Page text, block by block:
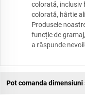
colorată, inclusiv
colorată, hârtie
Produsele
funcție de
a răspunde
Pot comanda